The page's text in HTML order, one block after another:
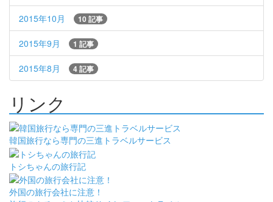
2015年10月 10 記事
2015年9月 1 記事
2015年8月 4 記事
リンク
韓国旅行なら専門の三進トラベルサービス
トシちゃんの旅行記
外国の旅行会社に注意！